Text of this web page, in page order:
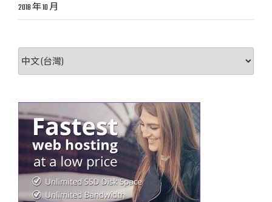
2018 年 10 月
選
取